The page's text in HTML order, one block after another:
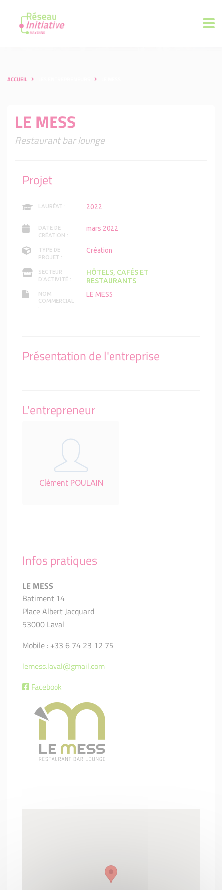
ACCUEIL
LE MESS
Restaurant bar lounge
Projet
LAURÉAT : 2022
DATE DE
CRÉATION :
mars 2022
TYPE DE
PROJET :
Création
SECTEUR
D'ACTIVITÉ :
HÔTELS, CAFÉS ET
RESTAURANTS
NOM
COMMERCIAL
:
LE MESS
Présentation de l'entreprise
L'entrepreneur
Clément POULAIN
Infos pratiques
LE MESS
Batiment 14
Place Albert Jacquard
53000 Laval
Mobile : +33 6 74 23 12 75
lemess.laval@gmail.com
Facebook